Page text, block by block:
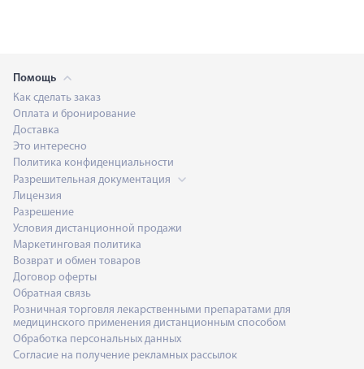
Помощь
Как сделать заказ
Оплата и бронирование
Доставка
Это интересно
Политика конфиденциальности
Разрешительная документация
Лицензия
Разрешение
Условия дистанционной продажи
Маркетинговая политика
Возврат и обмен товаров
Договор оферты
Обратная связь
Розничная торговля лекарственными препаратами для
медицинского применения дистанционным способом
Обработка персональных данных
Согласие на получение рекламных рассылок